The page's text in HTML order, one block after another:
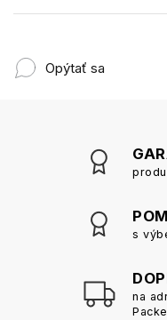
Opýtať sa
s
na